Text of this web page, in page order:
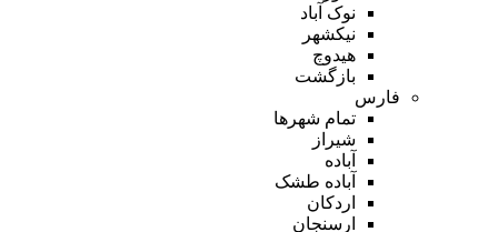
نوک آباد
نیکشهر
هیدوچ
بازگشت
فارس
تمام شهر‌ها
شیراز
آباده
آباده طشک
اردکان
ارسنجان